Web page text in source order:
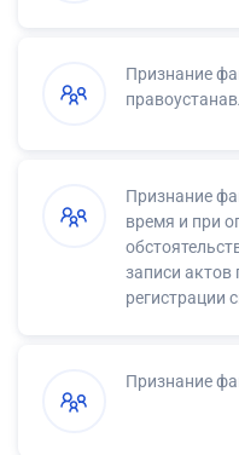
Признание
Признание
время и при
записи актов
регистрации
Признание